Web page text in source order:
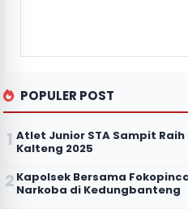
POPULER POST
Atlet Junior STA Sampit
Kalteng 2025
Kapolsek Bersama
Narkoba di Kedungbanteng